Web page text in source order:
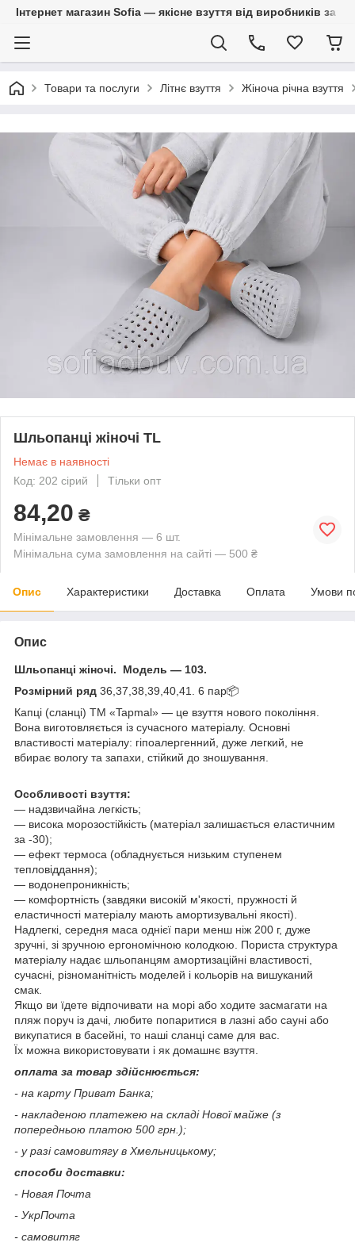
Інтернет магазин Sofia — якісне взуття від виробників за
Товари та послуги Літнє взуття Жіноча річна взуття
Шльопанці жіночі TL
Немає в наявності
Код: 202 сірий
Тільки опт
84,20 ₴
Мінімальне замовлення — 6 шт.
Мінімальна сума замовлення на сайті — 500 ₴
Опис Характеристики Доставка Оплата Умови
Опис
Шльопанці жіночі. Модель — 103.
Розмірний ряд 36,37,38,39,40,41. 6 пар📦
Капці (сланці) ТМ «Tapmal» — це взуття нового покоління.
Вона виготовляється із сучасного матеріалу. Основні
властивості матеріалу: гіпоалергенний, дуже легкий, не
вбирає вологу та запахи, стійкий до зношування.
Особливості взуття:
— надзвичайна легкість;
― висока морозостійкість (матеріал залишається еластичним
за -30);
― ефект термоса (обладнується низьким ступенем
тепловіддання);
― водонепроникність;
— комфортність (завдяки високій м'якості, пружності й
еластичності матеріалу мають амортизувальні якості).
Надлегкі, середня маса однієї пари менш ніж 200 г, дуже
зручні, зі зручною ергономічною колодкою. Пориста структура
матеріалу надає шльопанцям амортизаційні властивості,
сучасні, різноманітність моделей і кольорів на вишуканий
смак.
Якщо ви їдете відпочивати на морі або ходите засмагати на
пляж поруч із дачі, любите попаритися в лазні або сауні або
викупатися в басейні, то наші сланці саме для вас.
Їх можна використовувати і як домашнє взуття.
оплата за товар здійснюється:
- на карту Приват Банка;
- накладеною платежею на складі Нової майже (з
попередньою платою 500 грн.);
- у разі самовитягу в Хмельницькому;
способи доставки:
- Новая Почта
- УкрПочта
- самовитяг